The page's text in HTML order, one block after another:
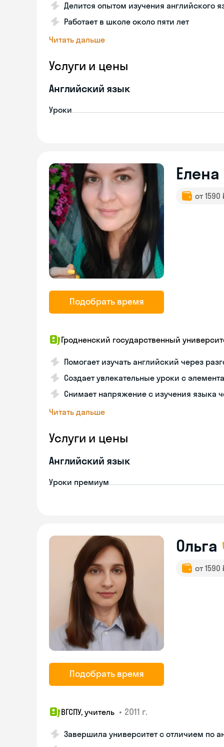
Делится опытом изучения английского
Работает в школе около пяти лет
Читать дальше
Услуги и цены
Английский язык
Уроки
Подобрать время
Елена
от
Гродненский государственный
Помогает изучать английский через
Создает увлекательные уроки с
Снимает напряжение с изучения языка
Читать дальше
Услуги и цены
Английский язык
Уроки премиум
Подобрать время
Ольга
от
ВГСПУ, учитель • 2011 г.
Завершила университет с отличием по